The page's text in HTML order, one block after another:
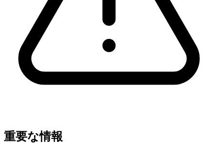
重要な情報